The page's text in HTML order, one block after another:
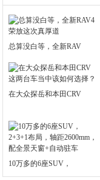
总算没白等，全新RAV
在大众探岳和本田CRV
10万多的6座SUV，